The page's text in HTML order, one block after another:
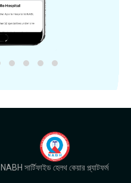
NABH সার্টিফাইড হেলথ কেয়ার প্ল্যাটফর্ম